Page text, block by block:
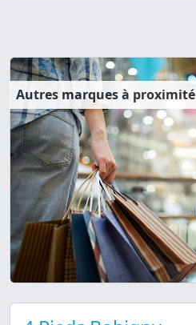
Autres marques à